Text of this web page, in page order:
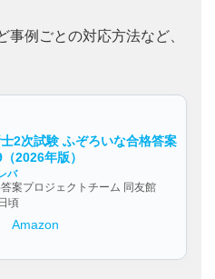
例ごとの対応方法など、
2次試験 ふぞろいな合格答案
2026年版）
バ
案プロジェクトチーム 同友館
頃
Amazon